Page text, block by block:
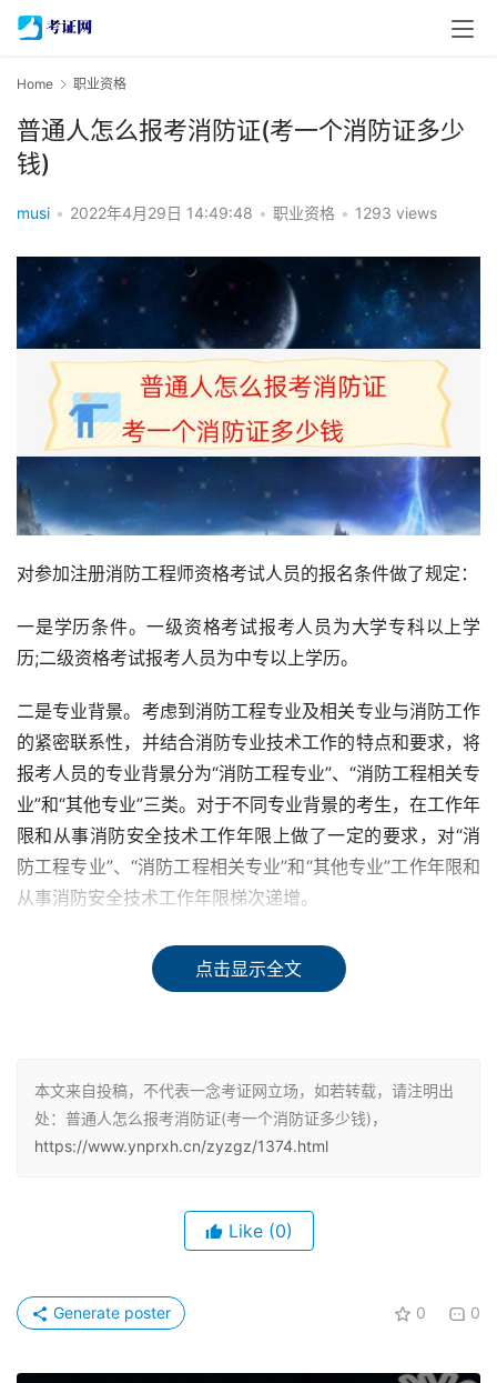
Home 职业资格
普通人怎么报考消防证(考一个消防证多少
钱)
musi • 2022年4月29日 14:49:48 • 职业资格 • 1293 views
对参加注册消防工程师资格考试人员的报名条件做了规定：
一是学历条件。一级资格考试报考人员为大学专科以上学
历;二级资格考试报考人员为中专以上学历。
二是专业背景。考虑到消防工程专业及相关专业与消防工作
的紧密联系性，并结合消防专业技术工作的特点和要求，将
报考人员的专业背景分为“消防工程专业”、“消防工程相关专
业”和“其他专业”三类。对于不同专业背景的考生，在工作年
限和从事消防安全技术工作年限上做了一定的要求，对“消
防工程专业”、“消防工程相关专业”和“其他专业”工作年限和
从事消防安全技术工作年限梯次递增。
三是实践经验。要求报考注册消防工程师的人员不仅需要掌
握专业理论知识，而且需要具备一定的消防安全技术工作实
1、累计从事本职业或相关职业工作满1年含（以上）；
相关职业工作4年（含）以上；
点击显示全文
本文来自投稿，不代表一念考证网立场，如若转载，请注明出
处：普通人怎么报考消防证(考一个消防证多少钱)，
https://www.ynprxh.cn/zyzgz/1374.html
Like (0)
0 0
Generate poster